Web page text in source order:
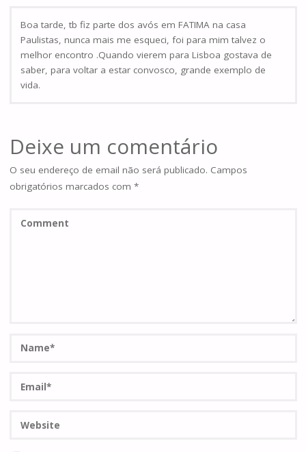
Boa tarde, tb fiz parte dos avós em FATIMA na casa
Paulistas, nunca mais me esqueci, foi para mim talvez o
melhor encontro .Quando vierem para Lisboa gostava de
saber, para voltar a estar convosco, grande exemplo de
vida.
Deixe um comentário
O seu endereço de email não será publicado. Campos
obrigatórios marcados com *